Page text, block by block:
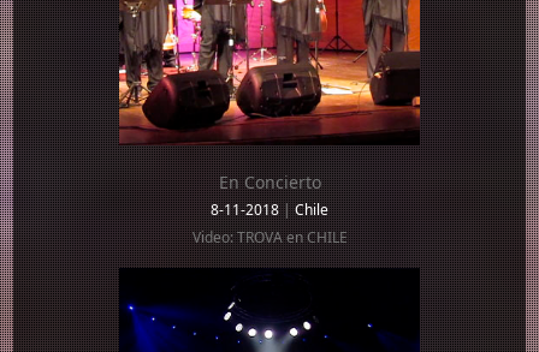
En Concierto
8-11-2018|Chile
Video: TROVA en CHILE